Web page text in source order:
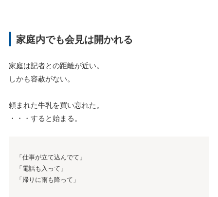
家庭内でも会見は開かれる
家庭は記者との距離が近い。
しかも容赦がない。
頼まれた牛乳を買い忘れた。
・・・すると始まる。
「仕事が立て込んでて」
「電話も入って」
「帰りに雨も降って」